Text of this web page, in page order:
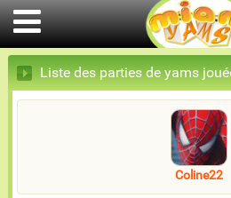
Liste des parties de yams
Coline22